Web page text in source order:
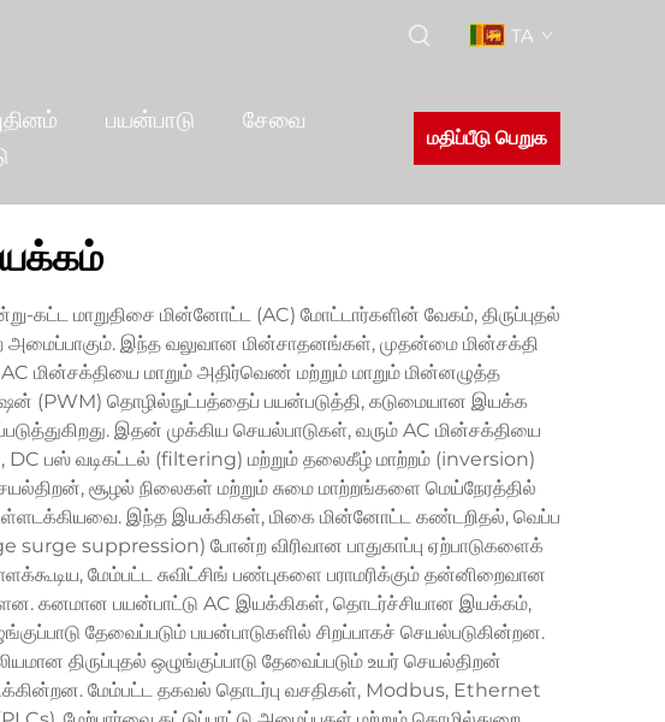
TA
பயன்பாடு
சேவை
மதிப்பீடு பெறுக
கட்ட மாறுதிசை மின்னோட்ட (AC) மோட்டார்களின் வேகம், திருப்புதல்
அமைப்பாகும். இந்த வலுவான மின்சாதனங்கள், முதன்மை மின்சக்தி
மின்சக்தியை மாறும் அதிர்வெண் மற்றும் மாறும் மின்னழுத்த
(PWM) தொழில்நுட்பத்தைப் பயன்படுத்தி, கடுமையான இயக்க
இதன் முக்கிய செயல்பாடுகள், வரும் AC மின்சக்தியை
DC பஸ் வடிகட்டல் (filtering) மற்றும் தலைகீழ் மாற்றம் (inversion)
சூழல் நிலைகள் மற்றும் சுமை மாற்றங்களை மெய்நேரத்தில்
இந்த இயக்கிகள், மிகை மின்னோட்ட கண்டறிதல், வெப்ப
surge suppression) போன்ற விரிவான பாதுகாப்பு ஏற்பாடுகளைக்
மேம்பட்ட சுவிட்சிங் பண்புகளை பராமரிக்கும் தன்னிறைவான
கனமான பயன்பாட்டு AC இயக்கிகள், தொடர்ச்சியான இயக்கம்,
தேவைப்படும் பயன்பாடுகளில் சிறப்பாகச் செயல்படுகின்றன.
திருப்புதல் ஒழுங்குப்பாடு தேவைப்படும் உயர் செயல்திறன்
மேம்பட்ட தகவல் தொடர்பு வசதிகள், Modbus, Ethernet